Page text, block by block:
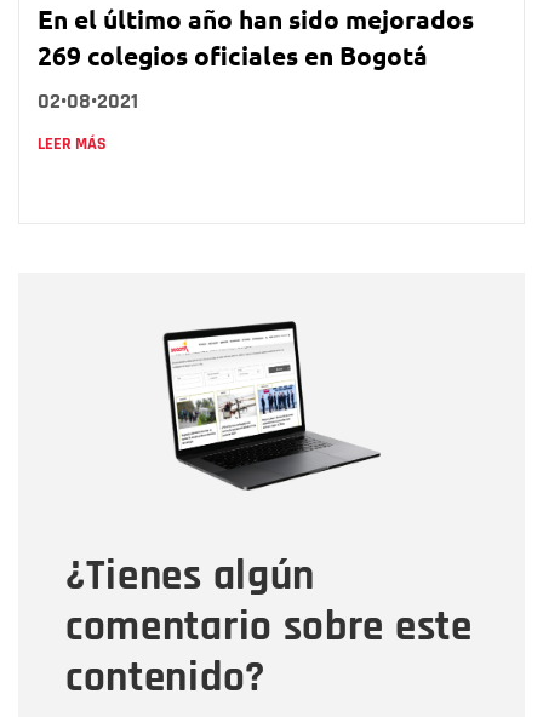
En el último año han sido mejorados
269 colegios oficiales en Bogotá
02•08•2021
LEER MÁS
¿Tienes algún
comentario sobre este
contenido?
Correo electrónico
Tipo de comentario
Mensaje